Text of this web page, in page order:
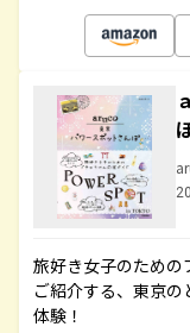
旅好き女子のため
ご紹介する、東京
体験！